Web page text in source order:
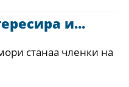
и...
станаа членки на